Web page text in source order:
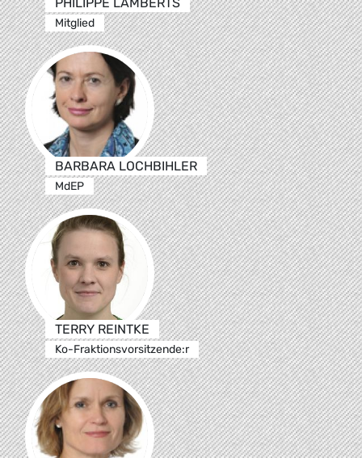
Mitglied
BARBARA LOCHBIHLER
MdEP
TERRY REINTKE
Ko-Fraktionsvorsitzende:r